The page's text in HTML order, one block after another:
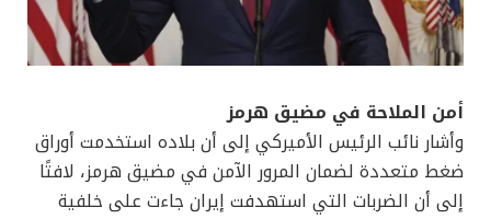
أمن الملاحة في مضيق هرمز
وأشار نائب الرئيس الأميركي إلى أن بلاده استخدمت أوراق
ضغط متعددة لضمان المرور الآمن في مضيق هرمز، لافتًا
إلى أن الضربات التي استهدفت إيران جاءت على خلفية